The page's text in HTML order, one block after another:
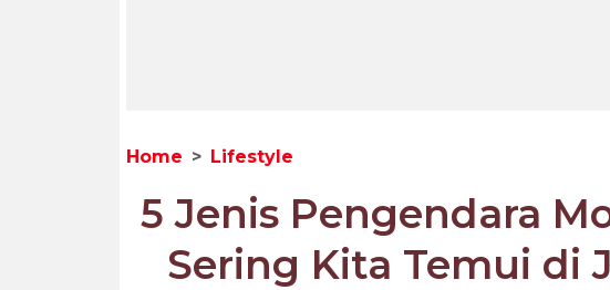
Home Lifestyle
5 Jenis Pengendara
Sering Kita Temui di